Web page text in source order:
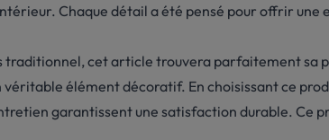
Chaque détail a été pensé pour offrir
traditionnel, cet article trouvera parfaitement sa
élément décoratif. En choisissant ce
garantissent une satisfaction durable. Ce